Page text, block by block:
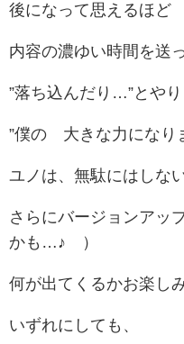
後になって思えるほど
内容の濃ゆい時間を送
”落ち込んだり…”とや
”僕の 大きな力になり
ユノは、無駄にはしな
さらにバージョンアッ
かも…♪ ）
何が出てくるかお楽し
いずれにしても、